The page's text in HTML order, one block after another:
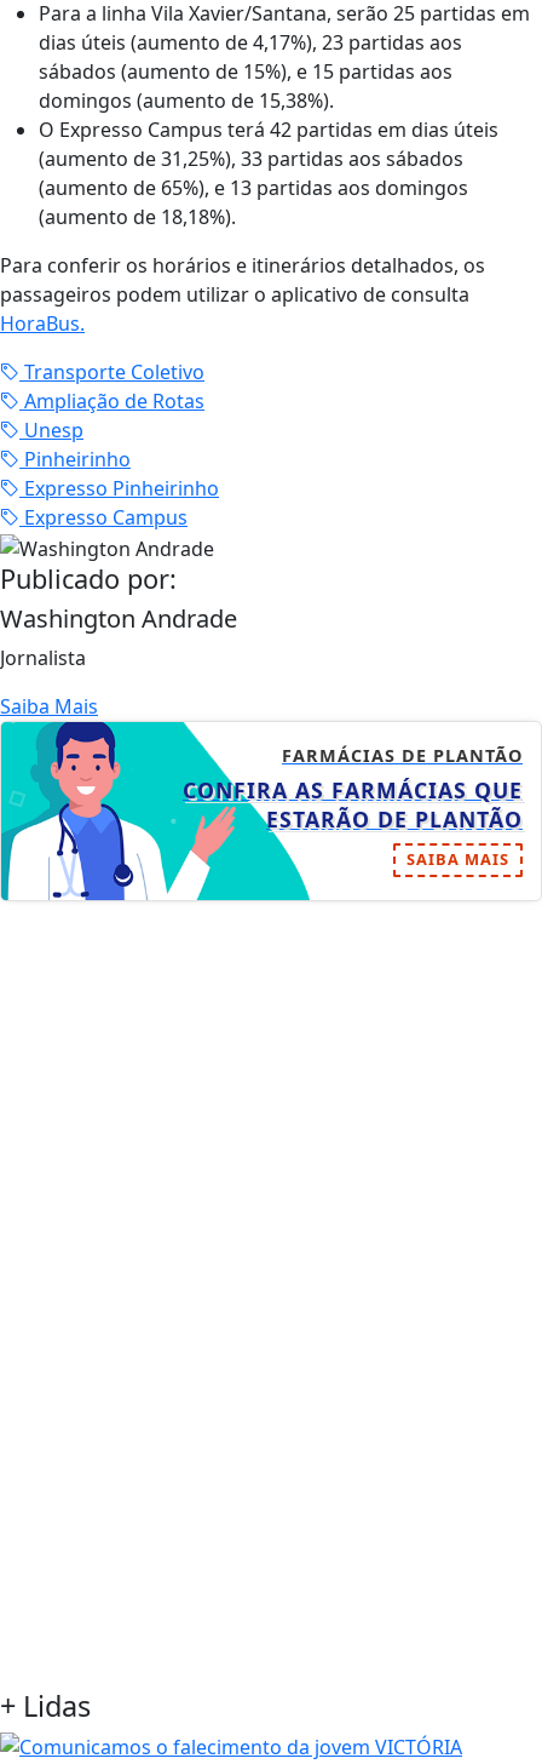
Para a linha Vila Xavier/Santana, serão 25 partidas em
dias úteis (aumento de 4,17%), 23 partidas aos
sábados (aumento de 15%), e 15 partidas aos
domingos (aumento de 15,38%).
O Expresso Campus terá 42 partidas em dias úteis
(aumento de 31,25%), 33 partidas aos sábados
(aumento de 65%), e 13 partidas aos domingos
(aumento de 18,18%).
Para conferir os horários e itinerários detalhados, os
passageiros podem utilizar o aplicativo de consulta
HoraBus.
Transporte Coletivo
Ampliação de Rotas
Unesp
Pinheirinho
Expresso Pinheirinho
Expresso Campus
Publicado por:
Washington Andrade
Jornalista
Saiba Mais
FARMÁCIAS DE PLANTÃO
CONFIRA AS FARMÁCIAS QUE
ESTARÃO DE PLANTÃO
SAIBA MAIS
+ Lidas